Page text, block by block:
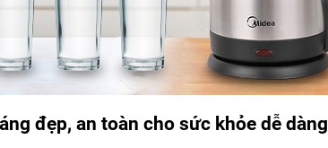
đẹp, an toàn cho sức khỏe dễ dàng